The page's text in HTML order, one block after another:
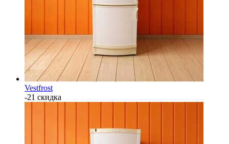
Vestfrost
-21 скидка